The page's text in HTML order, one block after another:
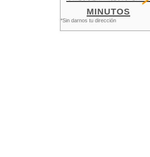
minutos
*Sin darnos tu dirección